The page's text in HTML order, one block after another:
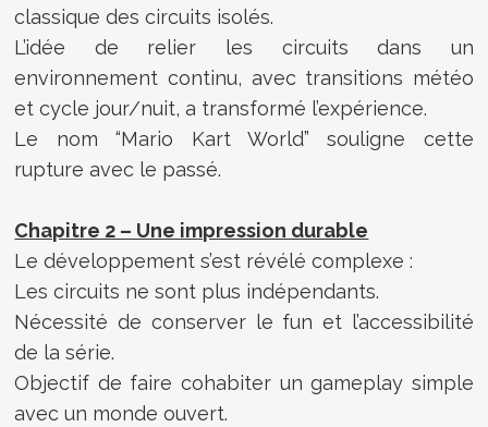
classique des circuits isolés.
L’idée de relier les circuits dans un
environnement continu, avec transitions météo
et cycle jour/nuit, a transformé l’expérience.
Le nom “Mario Kart World” souligne cette
rupture avec le passé.
Chapitre 2 – Une impression durable
Le développement s’est révélé complexe :
Les circuits ne sont plus indépendants.
Nécessité de conserver le fun et l’accessibilité
de la série.
Objectif de faire cohabiter un gameplay simple
avec un monde ouvert.